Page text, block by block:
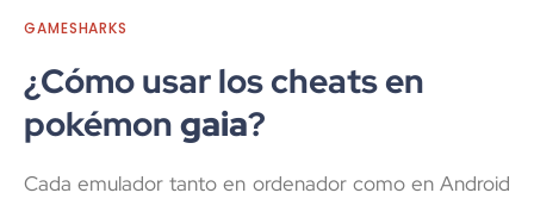
GAMESHARKS
¿Cómo usar los cheats en
pokémongaia?
Cada emulador tanto en ordenador como en Android